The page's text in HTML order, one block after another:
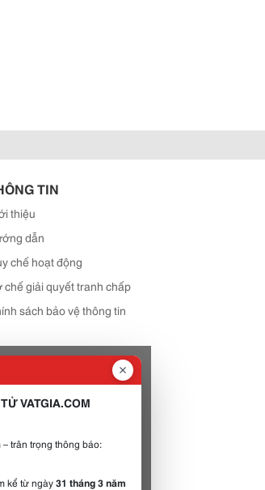
TIN
thiệu
dẫn
chế hoạt động
chế giải quyết tranh chấp
sách bảo vệ thông tin
VATGIA.COM
trân trọng thông báo:
kể từ ngày31 tháng 3 năm